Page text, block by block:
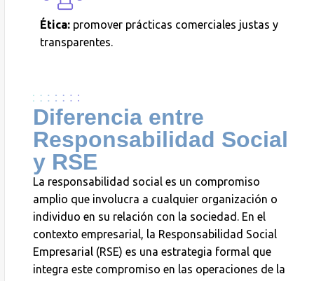
Ética: promover prácticas comerciales justas y
transparentes.
Diferencia entre
Responsabilidad Social
y RSE
La responsabilidad social es un compromiso
amplio que involucra a cualquier organización o
individuo en su relación con la sociedad. En el
contexto empresarial, la Responsabilidad Social
Empresarial (RSE) es una estrategia formal que
integra este compromiso en las operaciones de la